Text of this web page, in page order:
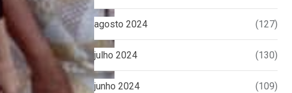
agosto 2024 (127)
julho 2024 (130)
junho 2024 (109)